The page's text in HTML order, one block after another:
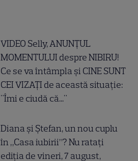
VIDEO Selly, ANUNȚUL
MOMENTULUI despre NIBIRU!
Ce se va întâmpla și CINE SUNT
CEI VIZAȚI de această situație:
"Îmi e ciudă că..."
Diana și Ștefan, un nou cuplu
în „Casa iubirii”? Nu ratați
ediția de vineri, 7 august,